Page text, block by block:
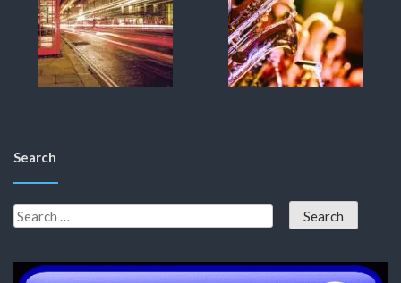
Search